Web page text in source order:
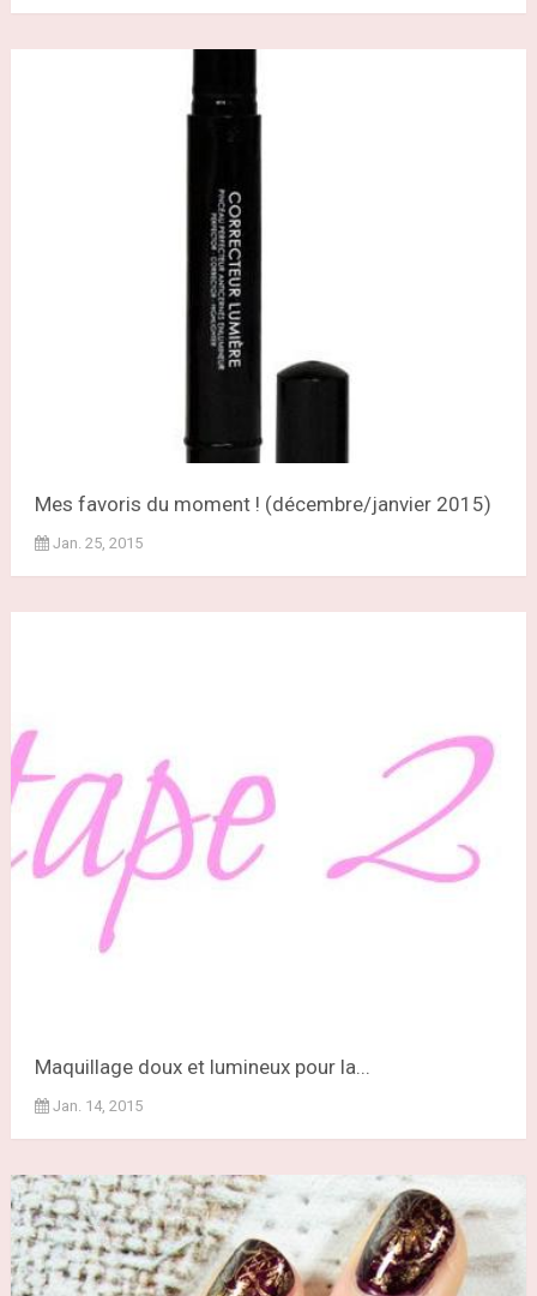
Mes favoris du moment ! (décembre/janvier 2015)
Jan. 25, 2015
Maquillage doux et lumineux pour la...
Jan. 14, 2015